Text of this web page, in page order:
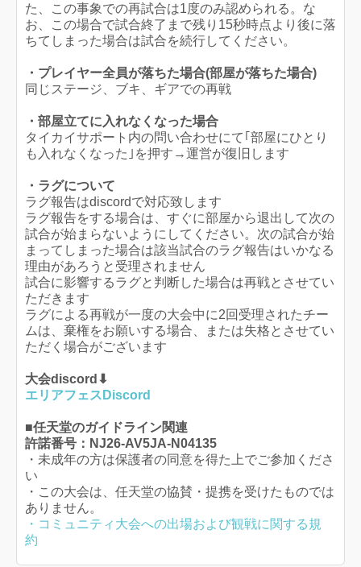
た、この事象での再試合は1度のみ認められる。な
お、この場合で試合終了まで残り15秒時点より後に落
ちてしまった場合は試合を続行してください。
・プレイヤー全員が落ちた場合(部屋が落ちた場合)
同じステージ、ブキ、ギアでの再戦
・部屋立てに入れなくなった場合
タイカイサポート内の問い合わせにて｢部屋にひとり
も入れなくなった｣を押す→運営が復旧します
・ラグについて
ラグ報告はdiscordで対応致します
ラグ報告をする場合は、すぐに部屋から退出して次の
試合が始まらないようにしてください。次の試合が始
まってしまった場合は該当試合のラグ報告はいかなる
理由があろうと受理されません
試合に影響するラグと判断した場合は再戦とさせてい
ただきます
ラグによる再戦が一度の大会中に2回受理されたチー
ムは、棄権をお願いする場合、または失格とさせてい
ただく場合がございます
大会discord⬇
エリアフェスDiscord
■任天堂のガイドライン関連
許諾番号：NJ26-AV5JA-N04135
・未成年の方は保護者の同意を得た上でご参加くださ
い
・この大会は、任天堂の協賛・提携を受けたものでは
ありません。
・コミュニティ大会への出場および観戦に関する規
約